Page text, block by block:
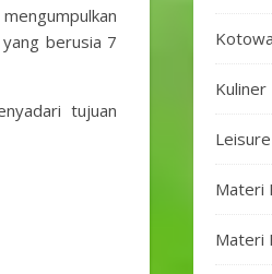
berusia 7
tujuan
Kuliner
Leisure
Materi
Materi